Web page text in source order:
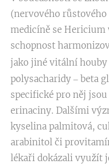
(nervového
medicíně se Hericium
schopnost
jako jiné vitální houby
polysacharidy ‒ beta
specifické pro něj
erinaciny. Dalšími
kyselina palmitová,
arabinitol či
lékaři dokázali využít